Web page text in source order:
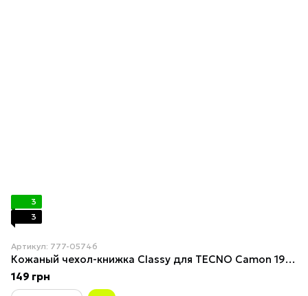
3
3
Артикул: 777-05746
Кожаный чехол-книжка Classy для TECNO Camon 19 Neo Maroon
149 грн